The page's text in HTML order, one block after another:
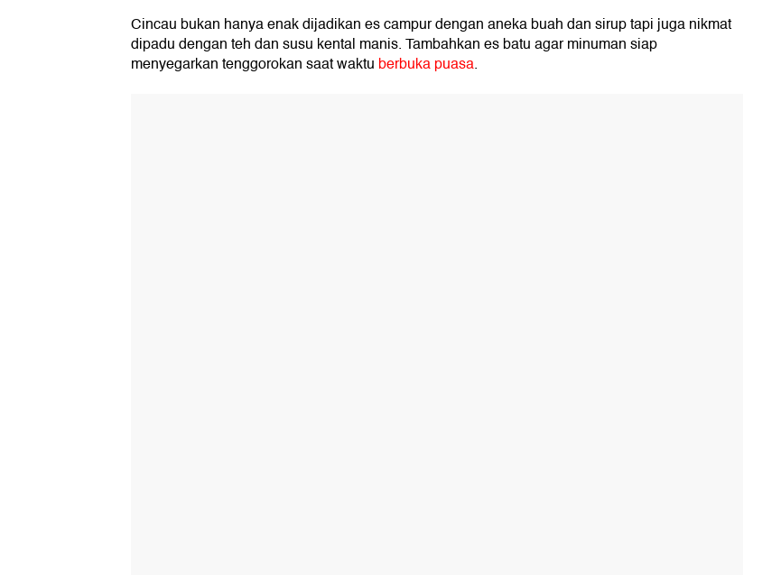
Cincau bukan hanya enak dijadikan es campur dengan aneka buah dan sirup tapi juga nikmat
dipadu dengan teh dan susu kental manis. Tambahkan es batu agar minuman siap
menyegarkan tenggorokan saat waktu berbuka puasa.